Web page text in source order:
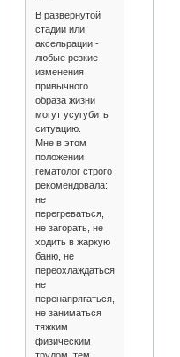
В развернутой
стадии или
аксельрации -
любые резкие
изменения
привычного
образа жизни
могут усугубить
ситуацию.
Мне в этом
положении
гематолог строго
рекомендовала:
не
перегреваться,
не загорать, не
ходить в жаркую
баню, не
переохлаждаться,
не
перенапрягаться,
не заниматься
тяжким
физическим